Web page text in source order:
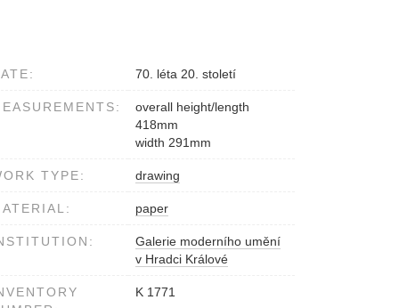
70. léta 20. století
overall height/length
418mm
width 291mm
TYPE: drawing
paper
Galerie moderního umění
v Hradci Králové
K 1771